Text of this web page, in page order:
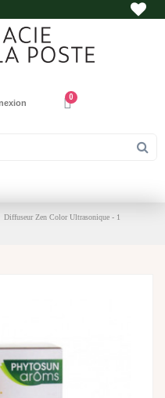
Diffuseur Zen Color Ultrasonique - 1